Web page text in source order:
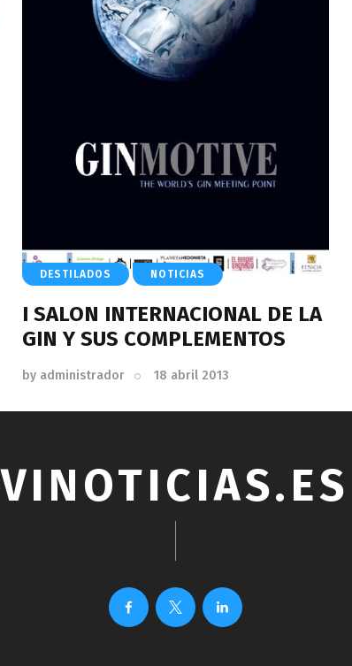
DESTILADOS NOTICIAS
I SALON INTERNACIONAL DE LA
GIN Y SUS COMPLEMENTOS
by administrador 18 abril 2013
VINOTICIAS.ES